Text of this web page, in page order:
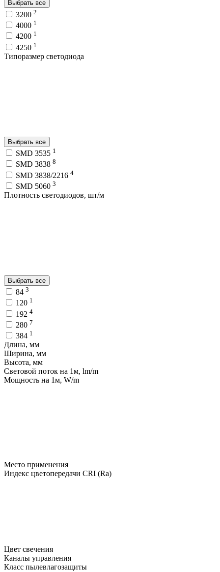
Выбрать все
3200 2
4000 1
4200 1
4250 1
Типоразмер светодиода
Выбрать все
SMD 3535 1
SMD 3838 8
SMD 3838/2216 4
SMD 5060 3
Плотность светодиодов, шт/м
Выбрать все
84 3
120 1
192 4
280 7
384 1
Длина, мм
Ширина, мм
Высота, мм
Световой поток на 1м, lm/m
Мощность на 1м, W/m
Место применения
Индекс цветопередачи CRI (Ra)
Цвет свечения
Каналы управления
Класс пылевлагозащиты